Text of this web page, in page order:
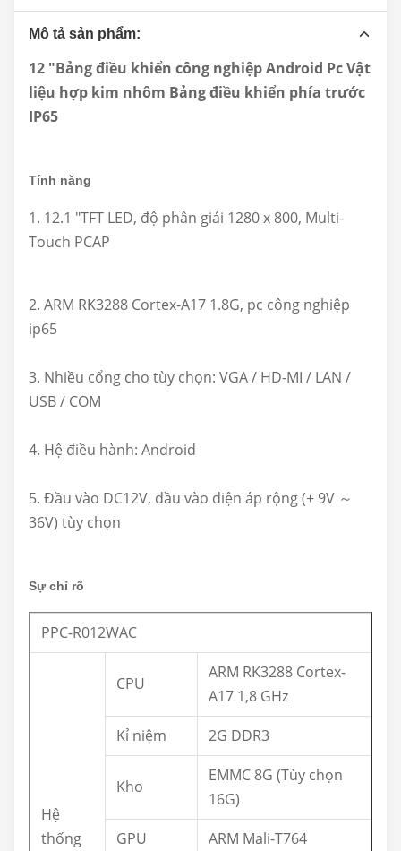
Mô tả sản phẩm:
12 "Bảng điều khiển công nghiệp Android Pc Vật
liệu hợp kim nhôm Bảng điều khiển phía trước
IP65
Tính năng
1. 12.1 "TFT LED, độ phân giải 1280 x 800, Multi-
Touch PCAP
2. ARM RK3288 Cortex-A17 1.8G, pc công nghiệp
ip65
3. Nhiều cổng cho tùy chọn: VGA / HD-MI / LAN /
USB / COM
4. Hệ điều hành: Android
5. Đầu vào DC12V, đầu vào điện áp rộng (+ 9V ～
36V) tùy chọn
Sự chỉ rõ
PPC-R012WAC
Hệ
thống
CPU
ARM RK3288 Cortex-
A17 1,8 GHz
Kỉ niệm
2G DDR3
Kho
EMMC 8G (Tùy chọn
16G)
GPU
ARM Mali-T764